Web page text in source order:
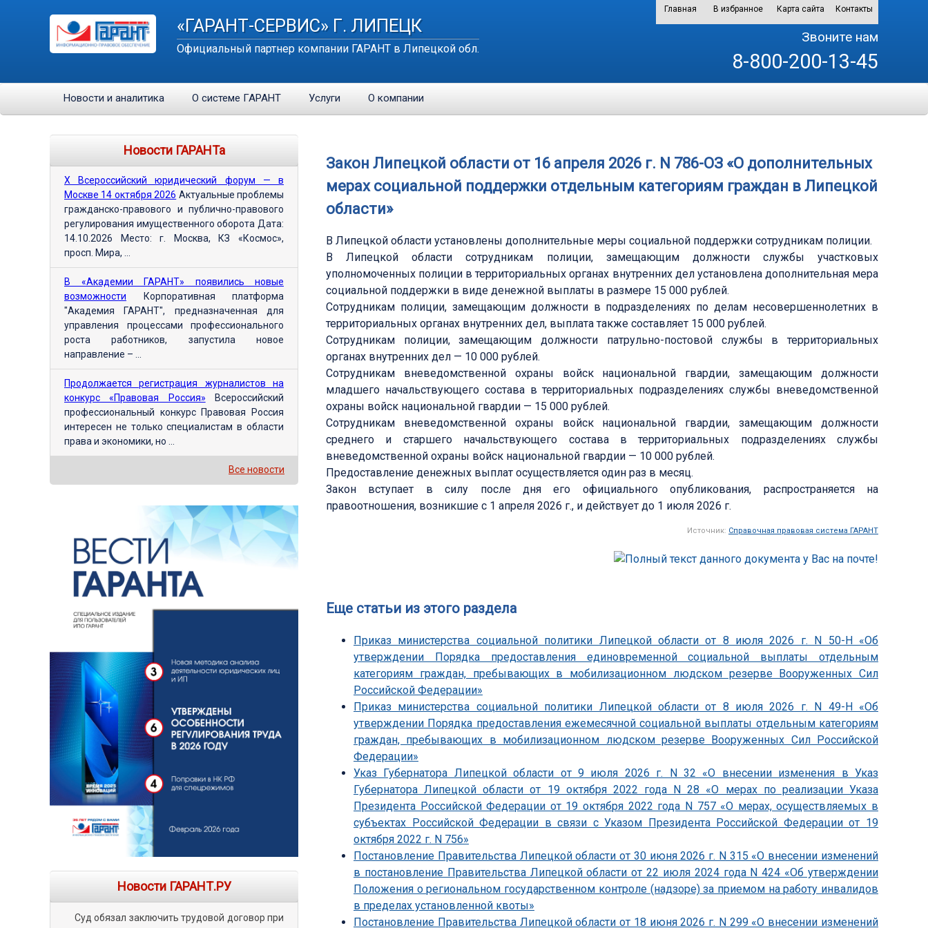
«ГАРАНТ-СЕРВИС» Г. ЛИПЕЦК
Официальный партнер компании ГАРАНТ в Липецкой обл.
Главная В избранное Карта сайта Контакты
Звоните нам
8-800-200-13-45
Новости и аналитика О системе ГАРАНТ Услуги О компании
Закон Липецкой области от 16 апреля 2026 г. N 786-ОЗ «О дополнительных
мерах социальной поддержки отдельным категориям граждан в Липецкой
области»
В Липецкой области установлены дополнительные меры социальной поддержки сотрудникам полиции.
В Липецкой области сотрудникам полиции, замещающим должности службы участковых
уполномоченных полиции в территориальных органах внутренних дел установлена дополнительная мера
социальной поддержки в виде денежной выплаты в размере 15 000 рублей.
Сотрудникам полиции, замещающим должности в подразделениях по делам несовершеннолетних в
территориальных органах внутренних дел, выплата также составляет 15 000 рублей.
Сотрудникам полиции, замещающим должности патрульно-постовой службы в территориальных
органах внутренних дел — 10 000 рублей.
Сотрудникам вневедомственной охраны войск национальной гвардии, замещающим должности
младшего начальствующего состава в территориальных подразделениях службы вневедомственной
охраны войск национальной гвардии — 15 000 рублей.
Сотрудникам вневедомственной охраны войск национальной гвардии, замещающим должности
среднего и старшего начальствующего состава в территориальных подразделениях службы
вневедомственной охраны войск национальной гвардии — 10 000 рублей.
Предоставление денежных выплат осуществляется один раз в месяц.
Закон вступает в силу после дня его официального опубликования, распространяется на
правоотношения, возникшие с 1 апреля 2026 г., и действует до 1 июля 2026 г.
Источник: Справочная правовая система ГАРАНТ
Еще статьи из этого раздела
Приказ министерства социальной политики Липецкой области от 8 июля 2026 г. N 50-Н «Об
утверждении Порядка предоставления единовременной социальной выплаты отдельным
категориям граждан, пребывающих в мобилизационном людском резерве Вооруженных Сил
Российской Федерации»
Приказ министерства социальной политики Липецкой области от 8 июля 2026 г. N 49-Н «Об
утверждении Порядка предоставления ежемесячной социальной выплаты отдельным категориям
граждан, пребывающих в мобилизационном людском резерве Вооруженных Сил Российской
Федерации»
Указ Губернатора Липецкой области от 9 июля 2026 г. N 32 «О внесении изменения в Указ
Губернатора Липецкой области от 19 октября 2022 года N 28 «О мерах по реализации Указа
Президента Российской Федерации от 19 октября 2022 года N 757 «О мерах, осуществляемых в
субъектах Российской Федерации в связи с Указом Президента Российской Федерации от 19
октября 2022 г. N 756»
Постановление Правительства Липецкой области от 30 июня 2026 г. N 315 «О внесении изменений
в постановление Правительства Липецкой области от 22 июля 2024 года N 424 «Об утверждении
Положения о региональном государственном контроле (надзоре) за приемом на работу инвалидов
в пределах установленной квоты»
Постановление Правительства Липецкой области от 18 июня 2026 г. N 299 «О внесении изменений
Новости ГАРАНТа
Х Всероссийский юридический форум — в
Москве 14 октября 2026 Актуальные проблемы
гражданско-правового и публично-правового
регулирования имущественного оборота Дата:
14.10.2026 Место: г. Москва, КЗ «Космос»,
просп. Мира, ...
В «Академии ГАРАНТ» появились новые
возможности Корпоративная платформа
"Академия ГАРАНТ", предназначенная для
управления процессами профессионального
роста работников, запустила новое
направление – ...
Продолжается регистрация журналистов на
конкурс «Правовая Россия» Всероссийский
профессиональный конкурс Правовая Россия
интересен не только специалистам в области
права и экономики, но ...
Все новости
Новости ГАРАНТ.РУ
Суд обязал заключить трудовой договор при